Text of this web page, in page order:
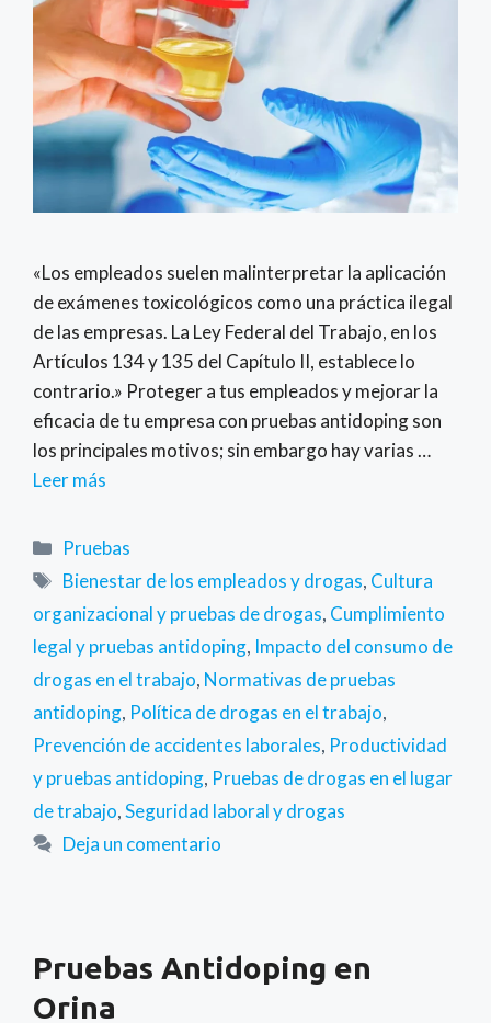
«Los empleados suelen malinterpretar la aplicación
de exámenes toxicológicos como una práctica ilegal
de las empresas. La Ley Federal del Trabajo, en los
Artículos 134 y 135 del Capítulo II, establece lo
contrario.» Proteger a tus empleados y mejorar la
eficacia de tu empresa con pruebas antidoping son
los principales motivos; sin embargo hay varias …
Leer más
Categorías
Pruebas
Etiquetas
Bienestar de los empleados y drogas, Cultura
organizacional y pruebas de drogas, Cumplimiento
legal y pruebas antidoping, Impacto del consumo de
drogas en el trabajo, Normativas de pruebas
antidoping, Política de drogas en el trabajo,
Prevención de accidentes laborales, Productividad
y pruebas antidoping, Pruebas de drogas en el lugar
de trabajo,Seguridad laboral y drogas
Deja un comentario
Pruebas Antidoping en
Orina